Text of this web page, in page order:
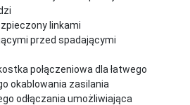
linkami
przed spadającymi
połączeniowa dla łatwego
okablowania zasilania
odłączania umożliwiająca